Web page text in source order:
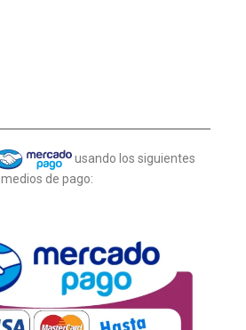
usando los siguientes
medios de pago: